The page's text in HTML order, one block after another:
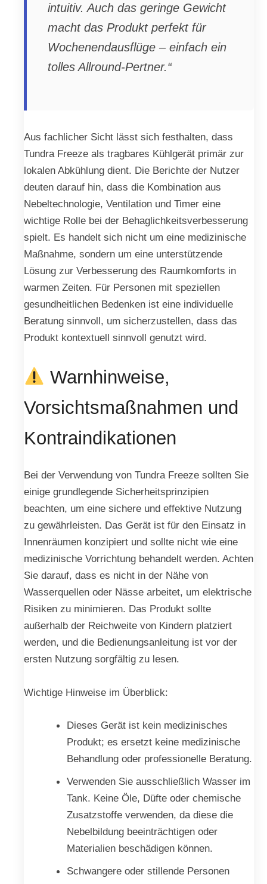
intuitiv. Auch das geringe Gewicht
macht das Produkt perfekt für
Wochenendausflüge – einfach ein
tolles Allround-Pertner.“
Aus fachlicher Sicht lässt sich festhalten, dass
Tundra Freeze als tragbares Kühlgerät primär zur
lokalen Abkühlung dient. Die Berichte der Nutzer
deuten darauf hin, dass die Kombination aus
Nebeltechnologie, Ventilation und Timer eine
wichtige Rolle bei der Behaglichkeitsverbesserung
spielt. Es handelt sich nicht um eine medizinische
Maßnahme, sondern um eine unterstützende
Lösung zur Verbesserung des Raumkomforts in
warmen Zeiten. Für Personen mit speziellen
gesundheitlichen Bedenken ist eine individuelle
Beratung sinnvoll, um sicherzustellen, dass das
Produkt kontextuell sinnvoll genutzt wird.
Warnhinweise,
Vorsichtsmaßnahmen und
Kontraindikationen
Bei der Verwendung von Tundra Freeze sollten Sie
einige grundlegende Sicherheitsprinzipien
beachten, um eine sichere und effektive Nutzung
zu gewährleisten. Das Gerät ist für den Einsatz in
Innenräumen konzipiert und sollte nicht wie eine
medizinische Vorrichtung behandelt werden. Achten
Sie darauf, dass es nicht in der Nähe von
Wasserquellen oder Nässe arbeitet, um elektrische
Risiken zu minimieren. Das Produkt sollte
außerhalb der Reichweite von Kindern platziert
werden, und die Bedienungsanleitung ist vor der
ersten Nutzung sorgfältig zu lesen.
Wichtige Hinweise im Überblick:
Dieses Gerät ist kein medizinisches
Produkt; es ersetzt keine medizinische
Behandlung oder professionelle Beratung.
Verwenden Sie ausschließlich Wasser im
Tank. Keine Öle, Düfte oder chemische
Zusatzstoffe verwenden, da diese die
Nebelbildung beeinträchtigen oder
Materialien beschädigen können.
Schwangere oder stillende Personen